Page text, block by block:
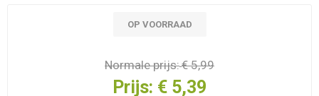
OP VOORRAAD
Normale prijs:€ 5,99
Prijs: € 5,39